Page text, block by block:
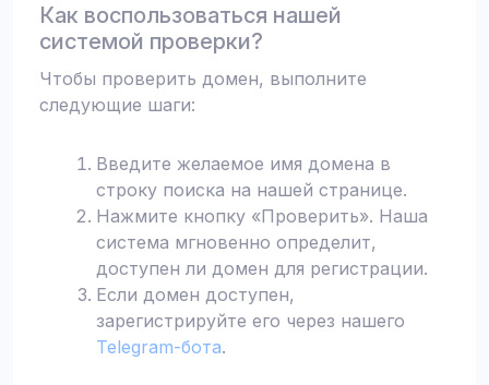
Как воспользоваться нашей
системой проверки?
Чтобы проверить домен, выполните
следующие шаги:
Введите желаемое имя домена в
строку поиска на нашей странице.
Нажмите кнопку «Проверить». Наша
система мгновенно определит,
доступен ли домен для регистрации.
Если домен доступен,
зарегистрируйте его через нашего
Telegram-бота.